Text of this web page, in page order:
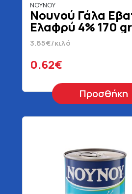
ΝΟΥΝΟΥ
Νουνού Γάλα
Ελαφρύ 4% 170 gr
3.65€/κιλό
0.62€
Προσθήκη